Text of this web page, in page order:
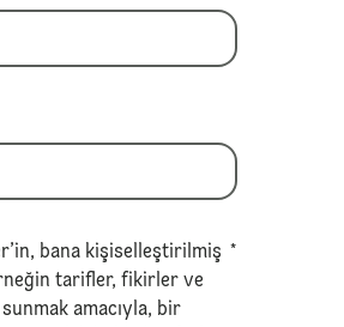
bana kişiselleştirilmiş
tarifler, fikirler ve
amacıyla, bir
*